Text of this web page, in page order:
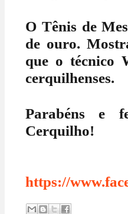
O Tênis de
de ouro.
que o técnico
cerquilhenses.
Parabéns e
Cerquilho!
https://